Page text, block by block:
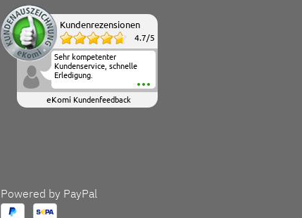
Kundenrezensionen
4.7/5
Sehr kompetenter
Kundenservice, schnelle
Erledigung.
eKomi Kundenfeedback
Powered by PayPal